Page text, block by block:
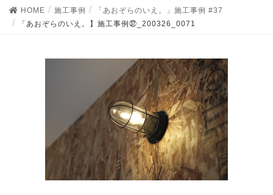
HOME 施工事例
「あおぞらのいえ。」施工事例 #37
「あおぞらのいえ。】施工事例㊲_200326_0071